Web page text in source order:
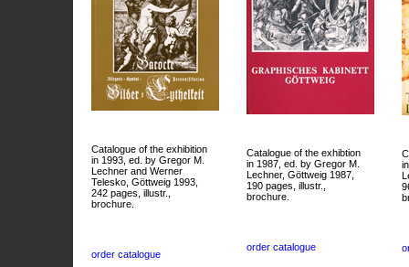
Catalogue of the exhibition
in 1993, ed. by Gregor M.
Lechner and Werner
Telesko, Göttweig 1993,
242 pages, illustr.,
brochure.
order catalogue
Catalogue of the exhibtion
in 1987, ed. by Gregor M.
Lechner, Göttweig 1987,
190 pages, illustr.,
brochure.
order catalogue